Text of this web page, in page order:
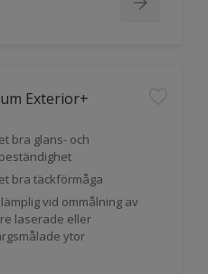
Exterior+
bra glans- och
bra täckförmåga
vid ommålning av
laserade eller
ytor